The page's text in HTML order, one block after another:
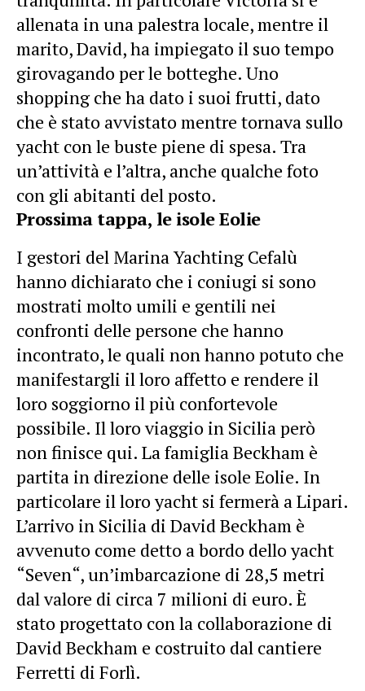
allenata in una palestra locale, mentre il
marito, David, ha impiegato il suo tempo
girovagando per le botteghe. Uno
shopping che ha dato i suoi frutti, dato
che è stato avvistato mentre tornava sullo
yacht con le buste piene di spesa. Tra
un’attività e l’altra, anche qualche foto
con gli abitanti del posto.
Prossima tappa, le isole Eolie
I gestori del Marina Yachting Cefalù
hanno dichiarato che i coniugi si sono
mostrati molto umili e gentili nei
confronti delle persone che hanno
incontrato, le quali non hanno potuto che
manifestargli il loro affetto e rendere il
loro soggiorno il più confortevole
possibile. Il loro viaggio in Sicilia però
non finisce qui. La famiglia Beckham è
partita in direzione delle isole Eolie. In
particolare il loro yacht si fermerà a Lipari.
L’arrivo in Sicilia di David Beckham è
avvenuto come detto a bordo dello yacht
“Seven“, un’imbarcazione di 28,5 metri
dal valore di circa 7 milioni di euro. È
stato progettato con la collaborazione di
David Beckham e costruito dal cantiere
Ferretti di Forlì.